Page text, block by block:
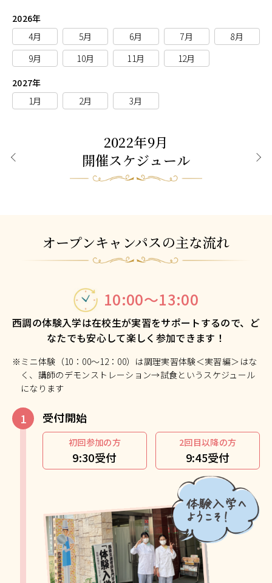
2026年
4月
5月 6月 7月
8月
9月
10月 11月
12月
2027年
1月
2月 3月
2022年9月
開催スケジュール
オープンキャンパスの主な流れ
10:00～13:00
西調の体験入学は在校生が実習をサポートするので、ど
なたでも安心して楽しく参加できます！
※ミニ体験（10：00～12：00）は調理実習体験＜実習編＞はな
く、講師のデモンストレーション→試食というスケジュール
になります
受付開始
初回参加の方
9:30受付
2回目以降の方
9:45受付